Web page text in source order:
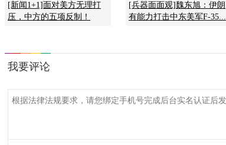
[新闻1+1]面对美方无理打
压，中方的五项反制！
[兵器面面观]魏东旭：伊朗
有能力打击中东美军F-35...